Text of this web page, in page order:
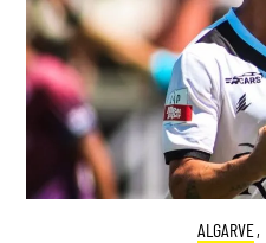
ALGARVE,